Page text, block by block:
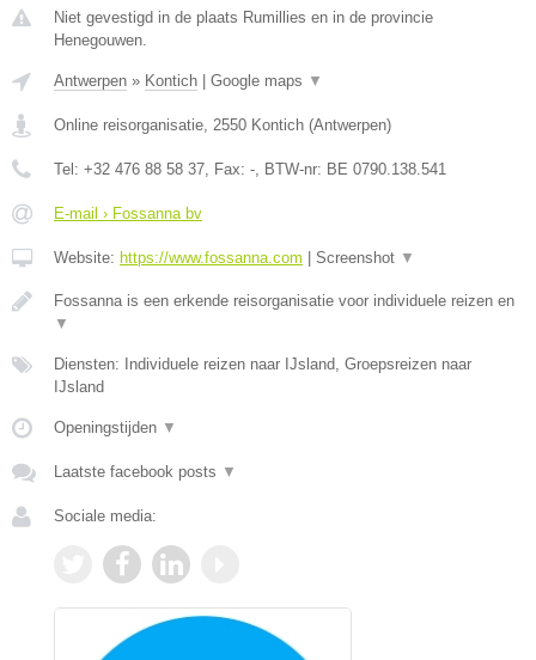
Niet gevestigd in de plaats Rumillies en in de provincie
Henegouwen.
Antwerpen » Kontich Google maps ▼
Online reisorganisatie 2550 Kontich (Antwerpen)
Tel: +32 476 88 58 37 , Fax: - , BTW-nr: BE 0790.138.541
E-mail › Fossanna bv
Website: https://www.fossanna.com Screenshot ▼
Fossanna is een erkende reisorganisatie voor individuele reizen en
▼
Diensten: Individuele reizen naar IJsland, Groepsreizen naar
IJsland
Openingstijden ▼
Laatste facebook posts ▼
Sociale media: